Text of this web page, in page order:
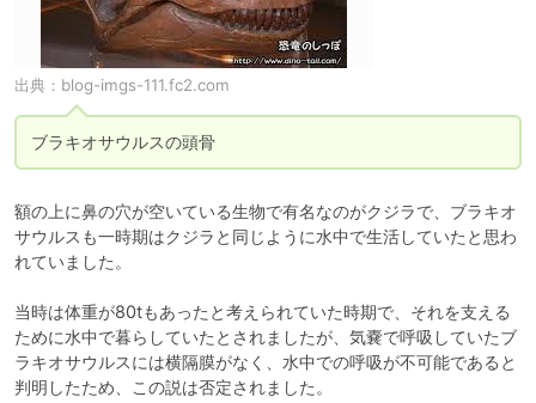
出典： blog-imgs-111.fc2.com
ブラキオサウルスの頭骨
額の上に鼻の穴が空いている生物で有名なのがクジラで、ブラキオ
サウルスも一時期はクジラと同じように水中で生活していたと思わ
れていました。
当時は体重が80tもあったと考えられていた時期で、それを支える
ために水中で暮らしていたとされましたが、気嚢で呼吸していたブ
ラキオサウルスには横隔膜がなく、水中での呼吸が不可能であると
判明したため、この説は否定されました。